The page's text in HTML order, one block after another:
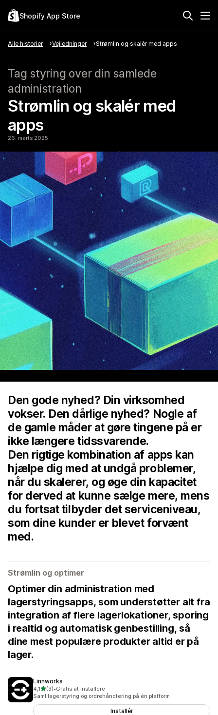
Shopify App Store
Alle historier Vejledninger Strømlin og skalér med apps
Tag styring over din samlede
administration
Strømlin og skalér med
apps
26. marts 2025
Den gode nyhed? Din virksomhed
vokser. Den dårlige nyhed? Nogle af
de gamle måder at gøre tingene på er
ikke længere tidssvarende.
Den rigtige kombination af apps kan
hjælpe dig med at undgå problemer,
når du skalerer, og øge din kapacitet
for derved at kunne sælge mere, mens
du fortsat tilbyder det serviceniveau,
som dine kunder er blevet forvænt
med.
Strømlin og optimer
Optimer din administration med
lagerstyringsapps, som understøtter alt fra
integration af flere lagerlokationer, sporing
i realtid og automatisk genbestilling, så
dine mest populære produkter altid er på
lager.
Linnworks
4,1ud af 5 stjerner
(3)
3 anmeldelser i alt
•Gratis at installere
Saml lagerstyring og ordrehåndtering på én platform
Installér